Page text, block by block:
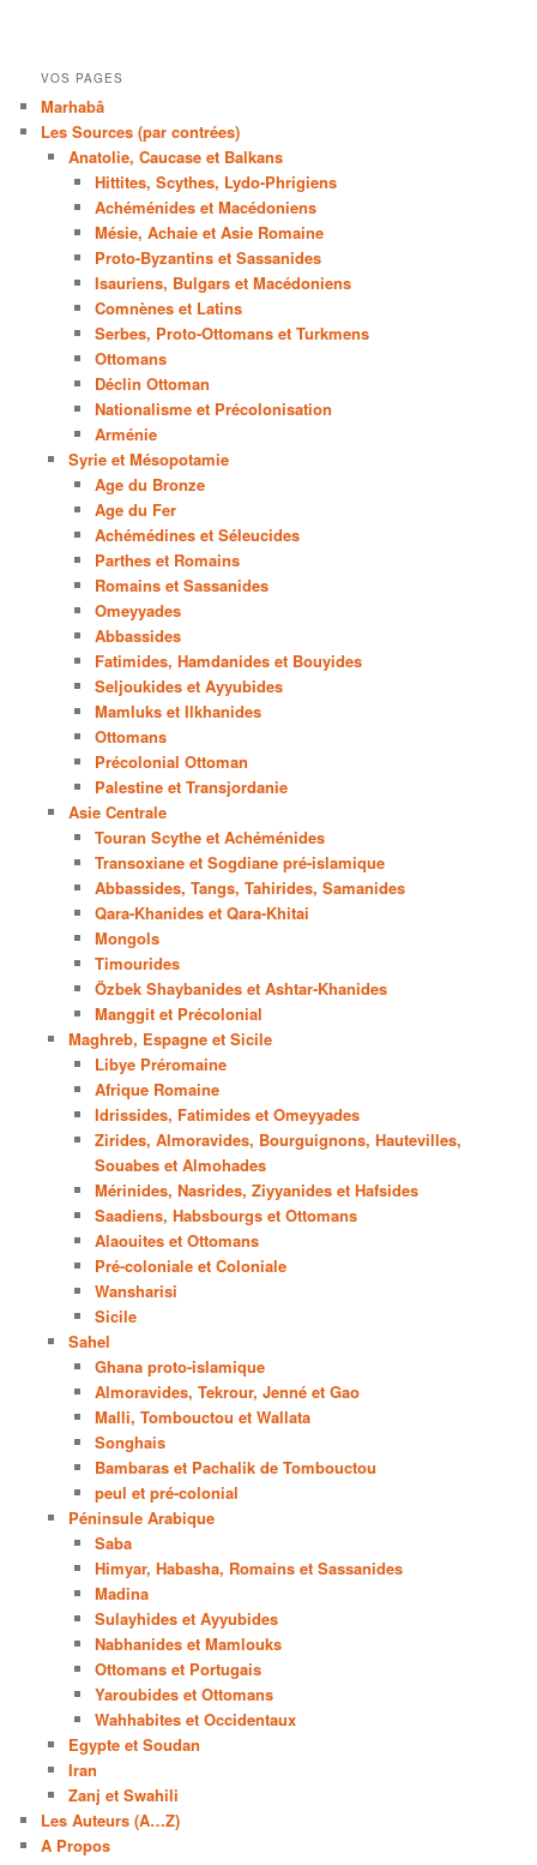
VOS PAGES
Marhabâ
Les Sources (par contrées)
Anatolie, Caucase et Balkans
Hittites, Scythes, Lydo-Phrigiens
Achéménides et Macédoniens
Mésie, Achaie et Asie Romaine
Proto-Byzantins et Sassanides
Isauriens, Bulgars et Macédoniens
Comnènes et Latins
Serbes, Proto-Ottomans et Turkmens
Ottomans
Déclin Ottoman
Nationalisme et Précolonisation
Arménie
Syrie et Mésopotamie
Age du Bronze
Age du Fer
Achémédines et Séleucides
Parthes et Romains
Romains et Sassanides
Omeyyades
Abbassides
Fatimides, Hamdanides et Bouyides
Seljoukides et Ayyubides
Mamluks et Ilkhanides
Ottomans
Précolonial Ottoman
Palestine et Transjordanie
Asie Centrale
Touran Scythe et Achéménides
Transoxiane et Sogdiane pré-islamique
Abbassides, Tangs, Tahirides, Samanides
Qara-Khanides et Qara-Khitai
Mongols
Timourides
Özbek Shaybanides et Ashtar-Khanides
Manggit et Précolonial
Maghreb, Espagne et Sicile
Libye Préromaine
Afrique Romaine
Idrissides, Fatimides et Omeyyades
Zirides, Almoravides, Bourguignons, Hautevilles,
Souabes et Almohades
Mérinides, Nasrides, Ziyyanides et Hafsides
Saadiens, Habsbourgs et Ottomans
Alaouites et Ottomans
Pré-coloniale et Coloniale
Wansharisi
Sicile
Sahel
Ghana proto-islamique
Almoravides, Tekrour, Jenné et Gao
Malli, Tombouctou et Wallata
Songhais
Bambaras et Pachalik de Tombouctou
peul et pré-colonial
Péninsule Arabique
Saba
Himyar, Habasha, Romains et Sassanides
Madina
Sulayhides et Ayyubides
Nabhanides et Mamlouks
Ottomans et Portugais
Yaroubides et Ottomans
Wahhabites et Occidentaux
Egypte et Soudan
Iran
Zanj et Swahili
Les Auteurs (A…Z)
A Propos